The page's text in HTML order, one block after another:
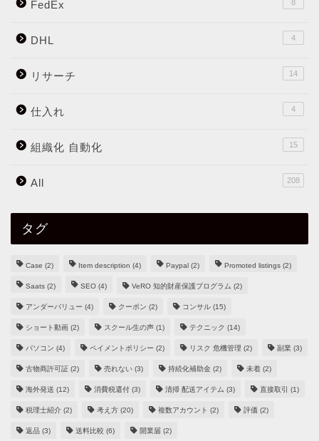
FedEx 8
DHL 4
リサーチ 14
仕入れ 4
組織化 自動化 15
All 208
タグ
Case (2) Item description (4) Paypal (2) Promoted listings (2)
Saats (2) SEO (4) VeRO 知的財産保護プログラム (2)
アンダーバリュー (4) クーポン (2) コンサル (15)
ショート動画 (2) スクール生の声 (1) テクニック (14)
パソコン (4) ペイメントポリシー (2) リスク 危機管理 (2) 副業 (3)
古物商許可証 (2) 売れない (3) 持続化補助金 (2) 未着 (2)
海外発送 (12) 消費税還付 (3) 清掃 配送アイテム (3) 直接取引 (1)
税理士紹介 (2) 考え方 (20) 複数アカウント (2) 評価 (2)
返品 (3) 送料比較 (6) 開業届 (2)